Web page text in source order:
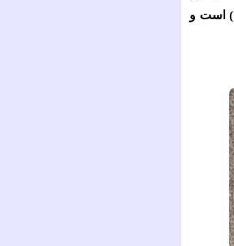
است و